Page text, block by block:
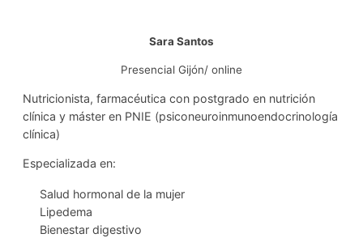
Sara Santos
Presencial Gijón/ online
Nutricionista, farmacéutica con postgrado en nutrición
clínica y máster en PNIE (psiconeuroinmunoendocrinología
clínica)
Especializada en:
Salud hormonal de la mujer
Lipedema
Bienestar digestivo